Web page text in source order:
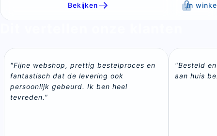
Bekijken In
"Fijne webshop, prettig bestelproces en
fantastisch dat de levering ook
persoonlijk gebeurd. Ik ben heel
tevreden."
"Besteld
aan huis